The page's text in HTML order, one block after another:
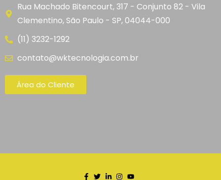
Rua Machado Bitencourt, 317 - Conjunto 82 - Vila
Clementino, São Paulo - SP, 04044-000
(11) 3232-1292
contato@wktecnologia.com.br
Área do Cliente